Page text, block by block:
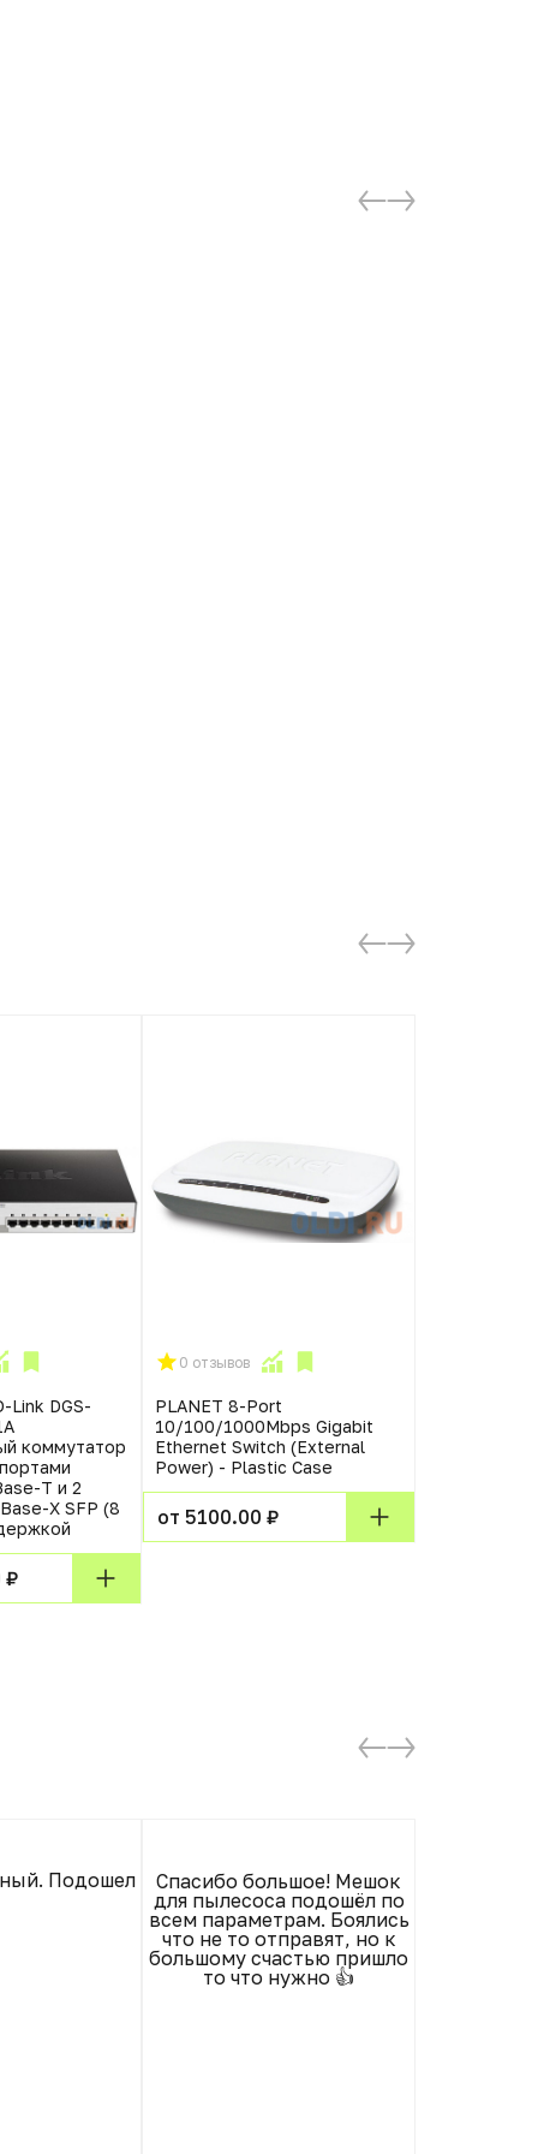
Link DGS-
коммутатор
T и 2
X SFP (8
₽
0 отзывов
PLANET 8-Port
10/100/1000Mbps Gigabit
Ethernet Switch (External
Power) - Plastic Case
от 5100.00 ₽
Подошел
Спасибо большое! Мешок
для пылесоса подошёл по
всем параметрам. Боялись
что не то отправят, но к
большому счастью пришло
то что нужно 👍